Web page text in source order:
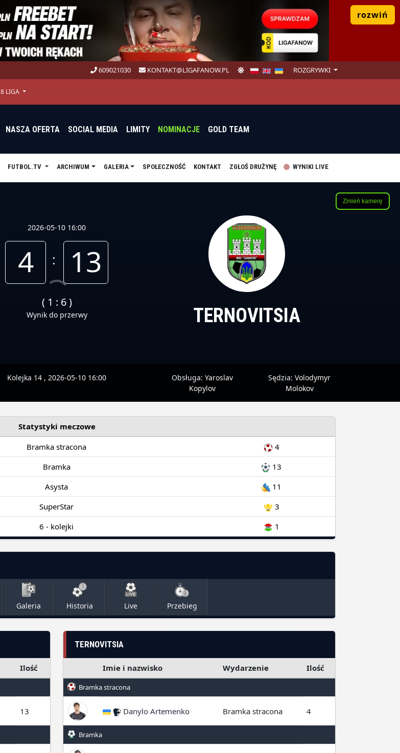
rozwiń
609021030 KONTAKT@LIGAFANOW.PL ROZGRYWKI
8 LIGA
NASZA OFERTA SOCIAL MEDIA LIMITY NOMINACJE GOLD TEAM
FUTBOL.TV ARCHIWUM GALERIA SPOŁECZNOŚĆ KONTAKT ZGŁOŚ DRUŻYNĘ WYNIKI LIVE
Zmień kamerę
2026-05-10 16:00
4 : 13
( 1 : 6 )
Wynik do przerwy TERNOVITSIA
Kolejka 14 , 2026-05-10 16:00 Obsługa: Yaroslav
Kopylov
Sędzia: Volodymyr
Molokov
Statystyki meczowe
Bramka stracona
4
Bramka
13
Asysta
11
SuperStar
3
6 - kolejki 1
Galeria Historia Live Przebieg
Ilość
13
TERNOVITSIA
Imie i nazwisko Wydarzenie Ilość
Bramka stracona
Danylo Artemenko Bramka stracona 4
Bramka